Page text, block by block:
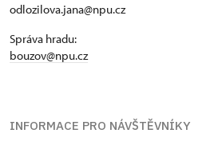
odlozilova.jana@npu.cz
Správa hradu:
bouzov@npu.cz
INFORMACE PRO NÁVŠTĚVNÍKY